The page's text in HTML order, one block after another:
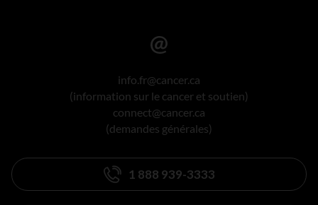
info.fr@cancer.ca
(information sur le cancer et soutien)
connect@cancer.ca
(demandes générales)
1 888 939-3333